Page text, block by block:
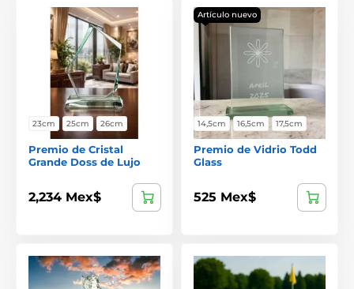
23cm 25cm 26cm
Premio de Cristal
Grande Doss de Lujo
2,234 Mex$
Artículo nuevo
14,5cm 16,5cm 17,5cm
Premio de Vidrio Todd
Glass
525 Mex$